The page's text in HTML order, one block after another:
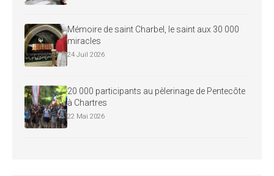
Mémoire de saint Charbel, le saint aux 30 000
miracles
24 Juil 2026
20 000 participants au pèlerinage de Pentecôte
à Chartres
22 Mai 2026